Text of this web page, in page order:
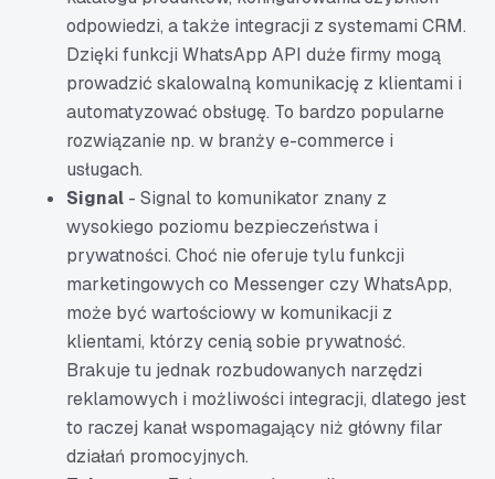
odpowiedzi, a także integracji z systemami CRM.
Dzięki funkcji WhatsApp API duże firmy mogą
prowadzić skalowalną komunikację z klientami i
automatyzować obsługę. To bardzo popularne
rozwiązanie np. w branży e-commerce i
usługach.
Signal - Signal to komunikator znany z
wysokiego poziomu bezpieczeństwa i
prywatności. Choć nie oferuje tylu funkcji
marketingowych co Messenger czy WhatsApp,
może być wartościowy w komunikacji z
klientami, którzy cenią sobie prywatność.
Brakuje tu jednak rozbudowanych narzędzi
reklamowych i możliwości integracji, dlatego jest
to raczej kanał wspomagający niż główny filar
działań promocyjnych.